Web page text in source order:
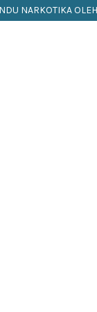
NARKOTIKA